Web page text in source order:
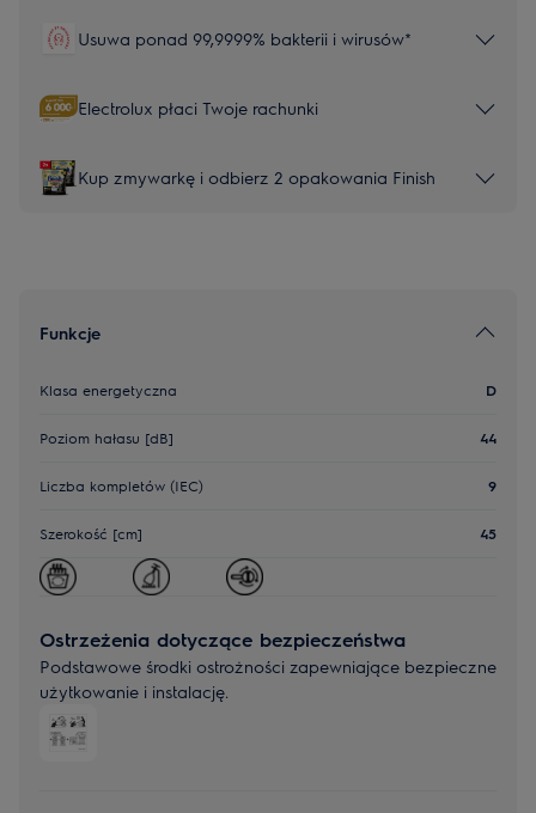
Usuwa ponad 99,9999% bakterii i wirusów*
Electrolux płaci Twoje rachunki
Kup zmywarkę i odbierz 2 opakowania Finish
Funkcje
Klasa energetyczna D
Poziom hałasu [dB] 44
Liczba kompletów (IEC) 9
Szerokość [cm] 45
Ostrzeżenia dotyczące bezpieczeństwa
Podstawowe środki ostrożności zapewniające bezpieczne
użytkowanie i instalację.